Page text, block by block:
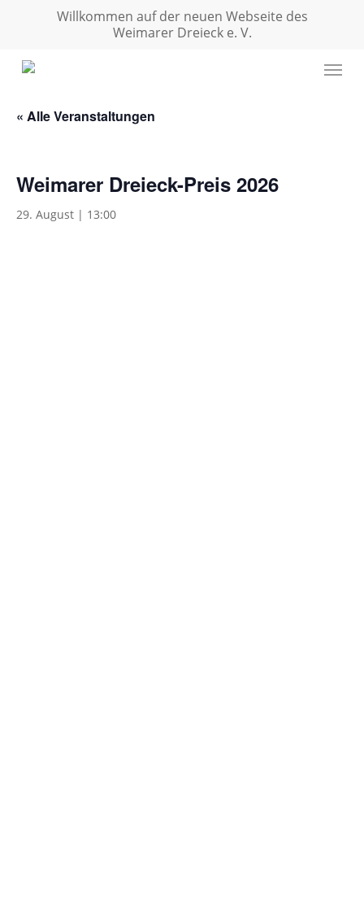
content
Willkommen auf der neuen Webseite des
Weimarer Dreieck e. V.
Menu
« Alle Veranstaltungen
Weimarer Dreieck-Preis 2026
29. August | 13:00